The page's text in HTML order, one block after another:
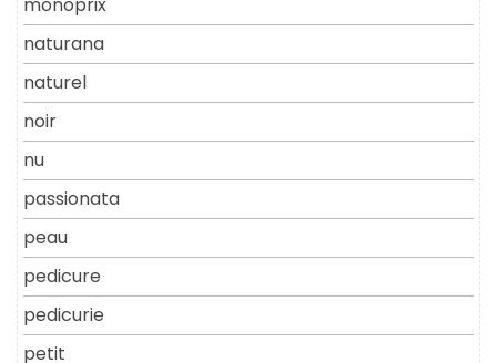
naturana
naturel
noir
nu
passionata
peau
pedicure
pedicurie
petit